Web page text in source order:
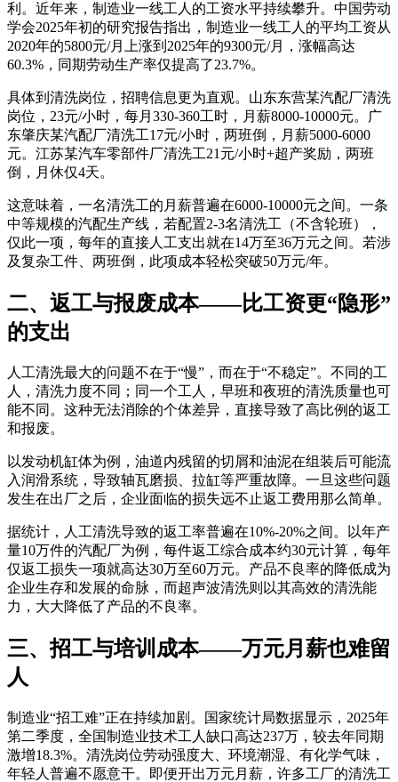
利。近年来，制造业一线工人的工资水平持续攀升。中国劳动
学会2025年初的研究报告指出，制造业一线工人的平均工资从
2020年的5800元/月上涨到2025年的9300元/月，涨幅高达
60.3%，同期劳动生产率仅提高了23.7%。
具体到清洗岗位，招聘信息更为直观。山东东营某汽配厂清洗
岗位，23元/小时，每月330-360工时，月薪8000-10000元。广
东肇庆某汽配厂清洗工17元/小时，两班倒，月薪5000-6000
元。江苏某汽车零部件厂清洗工21元/小时+超产奖励，两班
倒，月休仅4天。
这意味着，一名清洗工的月薪普遍在6000-10000元之间。一条
中等规模的汽配生产线，若配置2-3名清洗工（不含轮班），
仅此一项，每年的直接人工支出就在14万至36万元之间。若涉
及复杂工件、两班倒，此项成本轻松突破50万元/年。
二、返工与报废成本——比工资更“隐形”
的支出
人工清洗最大的问题不在于“慢”，而在于“不稳定”。不同的工
人，清洗力度不同；同一个工人，早班和夜班的清洗质量也可
能不同。这种无法消除的个体差异，直接导致了高比例的返工
和报废。
以发动机缸体为例，油道内残留的切屑和油泥在组装后可能流
入润滑系统，导致轴瓦磨损、拉缸等严重故障。一旦这些问题
发生在出厂之后，企业面临的损失远不止返工费用那么简单。
据统计，人工清洗导致的返工率普遍在10%-20%之间。以年产
量10万件的汽配厂为例，每件返工综合成本约30元计算，每年
仅返工损失一项就高达30万至60万元。产品不良率的降低成为
企业生存和发展的命脉，而超声波清洗则以其高效的清洗能
力，大大降低了产品的不良率。
三、招工与培训成本——万元月薪也难留
人
制造业“招工难”正在持续加剧。国家统计局数据显示，2025年
第二季度，全国制造业技术工人缺口高达237万，较去年同期
激增18.3%。清洗岗位劳动强度大、环境潮湿、有化学气味，
年轻人普遍不愿意干。即便开出万元月薪，许多工厂的清洗工